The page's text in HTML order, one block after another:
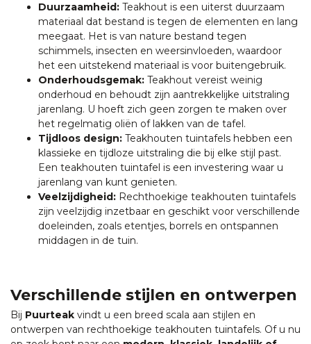
Duurzaamheid: Teakhout is een uiterst duurzaam
materiaal dat bestand is tegen de elementen en lang
meegaat. Het is van nature bestand tegen
schimmels, insecten en weersinvloeden, waardoor
het een uitstekend materiaal is voor buitengebruik.
Onderhoudsgemak: Teakhout vereist weinig
onderhoud en behoudt zijn aantrekkelijke uitstraling
jarenlang. U hoeft zich geen zorgen te maken over
het regelmatig oliën of lakken van de tafel.
Tijdloos design: Teakhouten tuintafels hebben een
klassieke en tijdloze uitstraling die bij elke stijl past.
Een teakhouten tuintafel is een investering waar u
jarenlang van kunt genieten.
Veelzijdigheid: Rechthoekige teakhouten tuintafels
zijn veelzijdig inzetbaar en geschikt voor verschillende
doeleinden, zoals etentjes, borrels en ontspannen
middagen in de tuin.
Verschillende stijlen en ontwerpen
Bij Puurteak vindt u een breed scala aan stijlen en
ontwerpen van rechthoekige teakhouten tuintafels. Of u nu